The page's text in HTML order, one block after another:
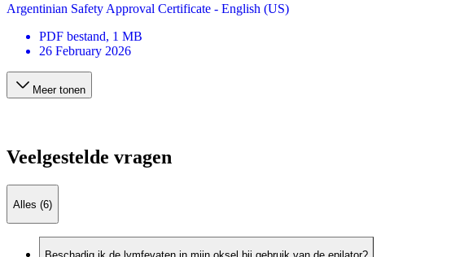
Argentinian Safety Approval Certificate - English (US)
PDF bestand, 1 MB
26 February 2026
Meer tonen
Veelgestelde vragen
Alles (6)